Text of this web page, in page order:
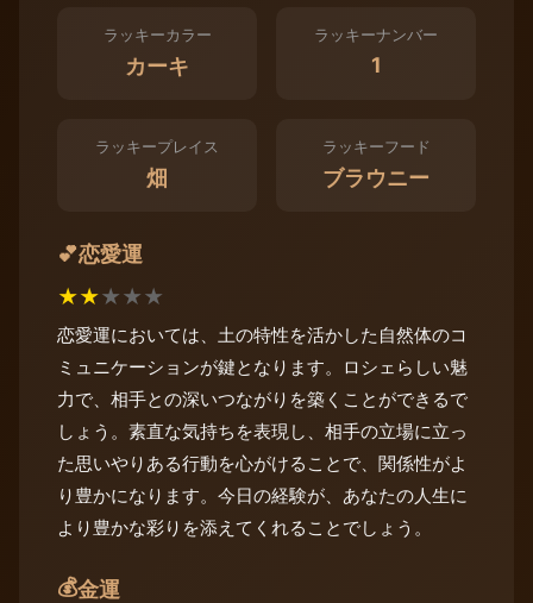
ラッキーカラー
カーキ
ラッキーナンバー
1
ラッキープレイス
畑
ラッキーフード
ブラウニー
💕恋愛運
★★★★★
恋愛運においては、土の特性を活かした自然体のコ
ミュニケーションが鍵となります。ロシェらしい魅
力で、相手との深いつながりを築くことができるで
しょう。素直な気持ちを表現し、相手の立場に立っ
た思いやりある行動を心がけることで、関係性がよ
り豊かになります。今日の経験が、あなたの人生に
より豊かな彩りを添えてくれることでしょう。
💰金運